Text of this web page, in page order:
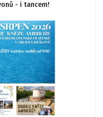
- i tancem!